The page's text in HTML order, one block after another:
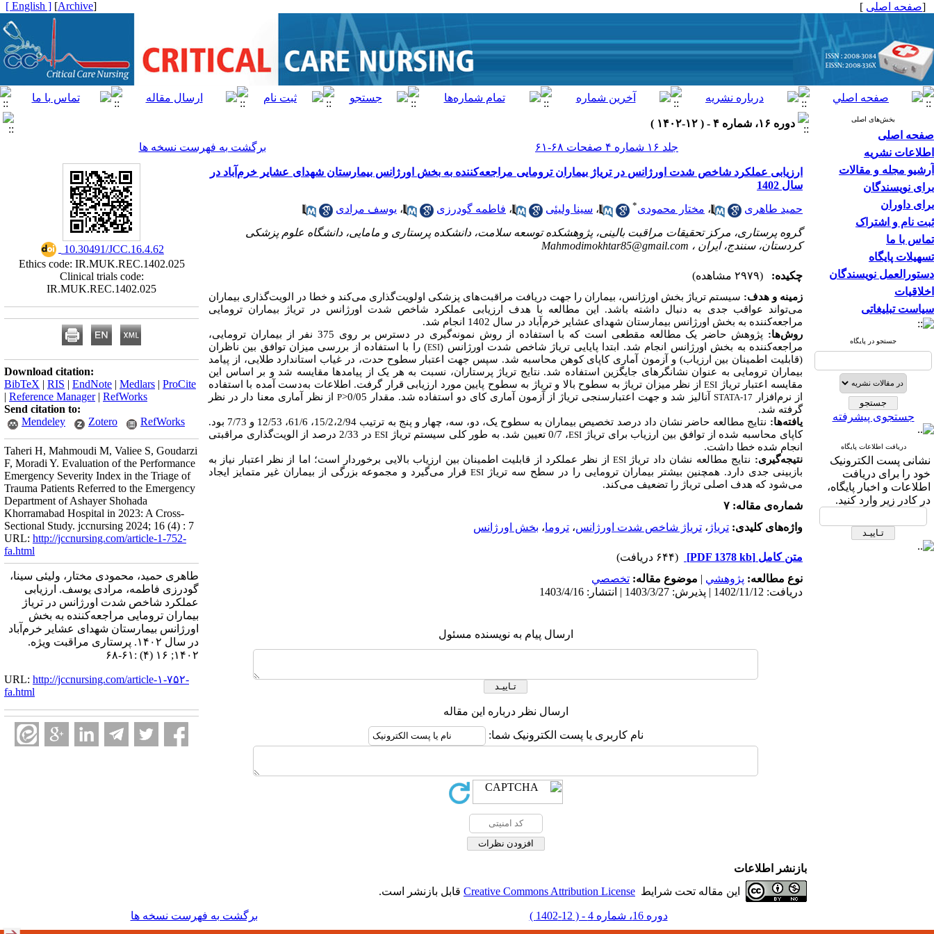
[صفحه اصلی ]
[
Archive
]
[ English ]
بخش‌های اصلی
صفحه اصلی
اطلاعات نشریه
آرشیو مجله و مقالات
برای نویسندگان
برای داوران
ثبت نام و اشتراک
تماس با ما
تسهیلات پایگاه
دستورالعمل نویسندگان
اخلاقیات
سیاست تبلیغاتی
جستجو در پایگاه
جستجوی پیشرفته
دریافت اطلاعات پایگاه
نشانی پست الکترونیک
خود را برای دریافت
اطلاعات و اخبار پایگاه،
در کادر زیر وارد کنید.
دوره ۱۶، شماره ۴ - ( ۱۲-۱۴۰۲ )
جلد ۱۶ شماره ۴ صفحات ۶۸-۶۱
برگشت به فهرست نسخه ها
ارزیابی عملکرد شاخص شدت اورژانس در تریاژ بیماران ترومایی مراجعه‌کننده به بخش اورژانس بیمارستان شهدای عشایر خرم‌آباد در
سال 1402
حمید طاهری ، مختار محمودی* ، سینا ولیئی ، فاطمه گودرزی ، یوسف مرادی
گروه پرستاری، مرکز تحقیقات مراقبت بالینی، پژوهشکده توسعه سلامت، دانشکده پرستاری و مامایی، دانشگاه علوم پزشکی
کردستان، سنندج، ایران ، Mahmodimokhtar85@gmail.com
چکیده: (۲۹۷۹ مشاهده)
زمینه و هدف:
مراجعه‌کننده به بخش اورژانس بیمارستان شهدای عشایر خرم‌آباد در سال 1402 انجام شد.
روش‌ها:
مراجعه‌کننده به بخش اورژانس انجام شد. ابتدا پایایی تریاژ شاخص شدت اورژانس (ESI
مقایسه اعتبار تریاژ ESI
از نرم‌افزار STATA-17 آنالیز شد و جهت اعتبارسنجی تریاژ از آزمون آماری کای دو استفاده شد. مقدار 0/05< P
گرفته شد.
یافته‌ها:
کاپای محاسبه شده از توافق بین ارزیاب برای تریاژ ESI، 0/7 تعیین شد. به طور کلی سیستم تریاژ ESI
انجام شده خطا داشت.
نتیجه‌گیری: نتایج مطالعه نشان داد تریاژ ESI
بازبینی جدی دارد. همچنین بیشتر بیماران ترومایی را در سطح سه تریاژ ESI
می‌شود که هدف اصلی تریاژ را تضعیف می‌کند.
شماره‌ی مقاله: ۷
واژه‌های کلیدی: تریاژ ، تریاژ شاخص شدت اورژانس، تروما، بخش اورژانس
متن کامل [PDF 1378 kb]
(۶۴۴ دریافت)
نوع مطالعه: پژوهشي | موضوع مقاله: تخصصي
دریافت: 1402/11/12 | پذیرش: 1403/3/27 | انتشار: 1403/4/16
ارسال پیام به نویسنده مسئول
ارسال نظر درباره این مقاله
نام کاربری یا پست الکترونیک شما:
‎ 10.30491/JCC.16.4.62
Ethics code: IR.MUK.REC.1402.025
Clinical trials code:
IR.MUK.REC.1402.025
Download citation:
BibTeX | RIS | EndNote | Medlars | ProCite
| Reference Manager| RefWorks
Send citation to:
Mendeley
Zotero RefWorks
Taheri H, Mahmoudi M, Valiee S, Goudarzi
F, Moradi Y. Evaluation of the Performance
Emergency Severity Index in the Triage of
Trauma Patients Referred to the Emergency
Department of Ashayer Shohada
Khorramabad Hospital in 2023: A Cross-
Sectional Study. jccnursing 2024; 16 (4) : 7
URL: http://jccnursing.com/article-1-752-
fa.html
طاهری حمید، محمودی مختار، ولیئی سینا،
گودرزی فاطمه، مرادی یوسف. ارزیابی
عملکرد شاخص شدت اورژانس در تریاژ
بیماران ترومایی مراجعه‌کننده به بخش
اورژانس بیمارستان شهدای عشایر خرم‌آباد
در سال ۱۴۰۲. پرستاری مراقبت ویژه.
۱۴۰۲; ۱۶ (۴) :۶۱-۶۸
URL: http://jccnursing.com/article-۱-۷۵۲-
fa.html
بازنشر اطلاعات
این مقاله تحت شرایط Creative Commons Attribution License قابل بازنشر است.
دوره 16، شماره 4 - ( 12-1402 ) برگشت به فهرست نسخه ها